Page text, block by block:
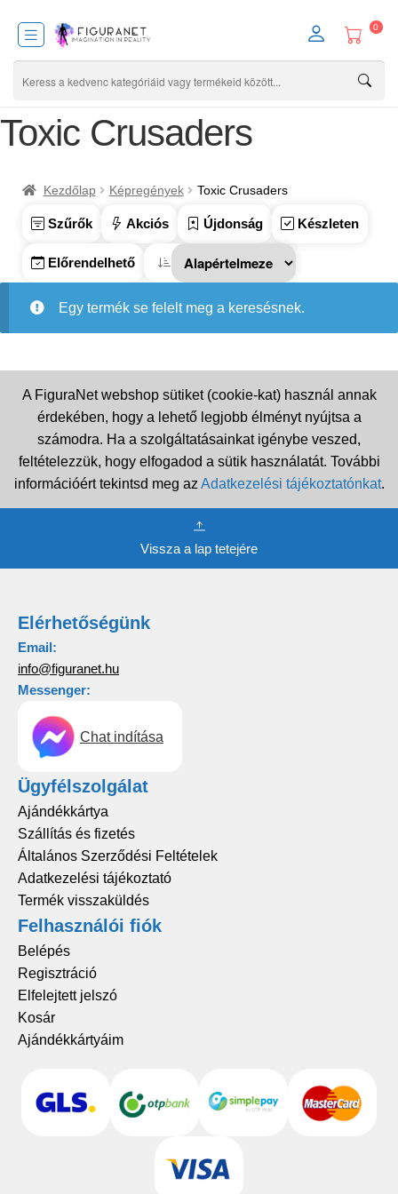
0
Toxic Crusaders
Kezdőlap Képregények Toxic Crusaders
Szűrők Akciós Újdonság Készleten
Előrendelhető
Egy termék se felelt meg a keresésnek.
A FiguraNet webshop sütiket (cookie-kat) használ annak
érdekében, hogy a lehető legjobb élményt nyújtsa a
számodra. Ha a szolgáltatásainkat igénybe veszed,
feltételezzük, hogy elfogadod a sütik használatát. További
információért tekintsd meg az Adatkezelési tájékoztatónkat.
Vissza a lap tetejére
Elérhetőségünk
Email:
info@figuranet.hu
Messenger:
Chat indítása
Ügyfélszolgálat
Ajándékkártya
Szállítás és fizetés
Általános Szerződési Feltételek
Adatkezelési tájékoztató
Termék visszaküldés
Felhasználói fiók
Belépés
Regisztráció
Elfelejtett jelszó
Kosár
Ajándékkártyáim